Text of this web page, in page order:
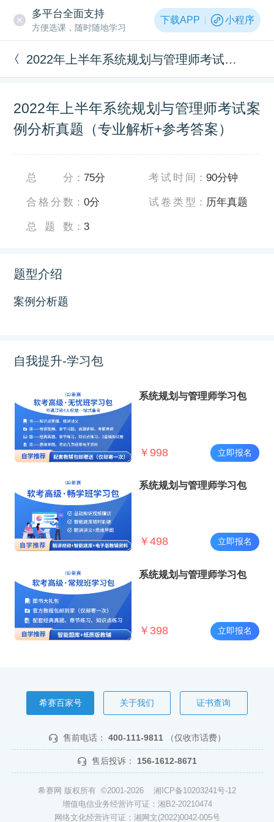
多平台全面支持
方便选课，随时随地学习
下载APP 小程序
2022年上半年系统规划与管理师考试案例分析真题（专业解析+参考答案）
2022年上半年系统规划与管理师考试案
例分析真题（专业解析+参考答案）
总分 ：75分
合格分数 ：0分
总题数 ：3
考试时间 ：90分钟
试卷类型 ： 历年真题
题型介绍
案例分析题
自我提升-学习包
系统规划与管理师学习包
￥ 998 立即报名
系统规划与管理师学习包
￥ 498 立即报名
系统规划与管理师学习包
￥ 398 立即报名
希赛百家号 关于我们 证书查询
售前电话： 400-111-9811 （仅收市话费）
售后投诉： 156-1612-8671
希赛网 版权所有 ©2001-2026 湘ICP备10203241号-12
增值电信业务经营许可证：湘B2-20210474
网络文化经营许可证：湘网文(2022)0042-005号